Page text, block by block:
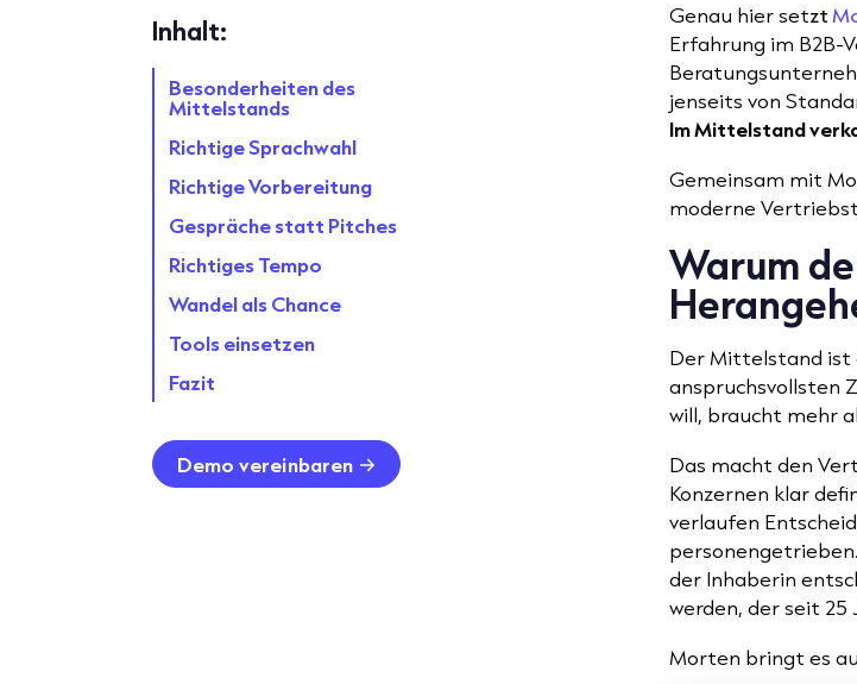
Inhalt:
Besonderheiten des
Mittelstands
Richtige Sprachwahl
Richtige Vorbereitung
Gespräche statt Pitches
Richtiges Tempo
Wandel als Chance
Tools einsetzen
Fazit
Demo vereinbaren
Genau hier setzt
Erfahrung im B2B-
jenseits von
Im Mittelstand
Gemeinsam mit
moderne
Warum
Der Mittelstand ist
anspruchsvollsten
will, braucht mehr
Das macht den
Konzernen klar
verlaufen
der Inhaberin
werden, der seit
Morten bringt es